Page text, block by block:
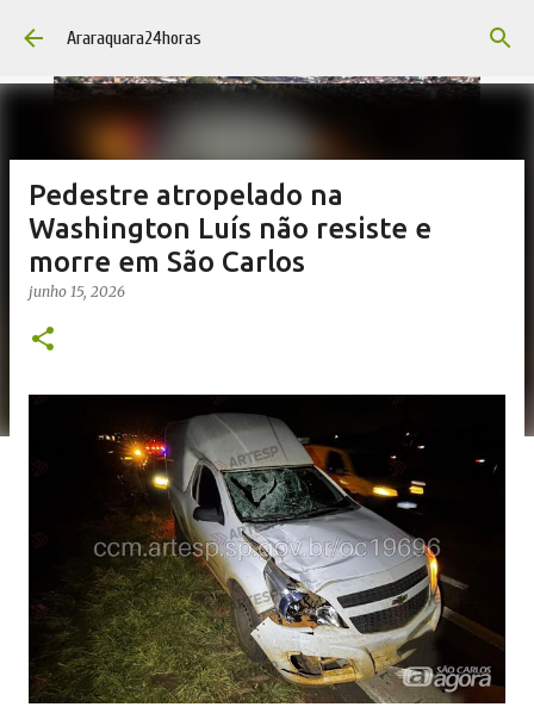
Pular para o conteúdo principal
Araraquara24horas
Pedestre atropelado na
Washington Luís não resiste e
morre em São Carlos
junho 15, 2026